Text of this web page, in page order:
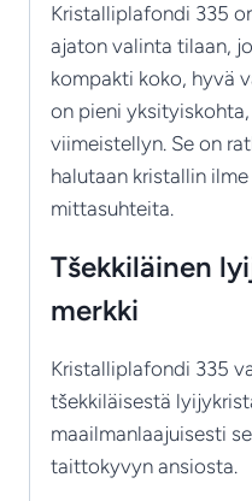
Kristalliplafondi 335
ajaton valinta tilaan,
kompakti koko, hyvä
on pieni
viimeistellyn. Se on
halutaan kristallin
mittasuhteita.
Tšekkiläinen
merkki
Kristalliplafondi 335
tšekkiläisestä
maailmanlaajuisesti
taittokyvyn ansiosta.